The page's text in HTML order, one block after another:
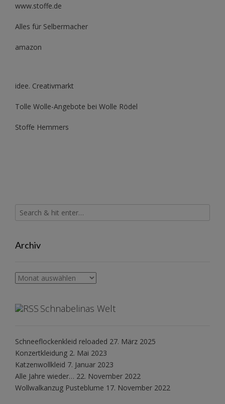
www.stoffe.de
Alles für Selbermacher
amazon
idee. Creativmarkt
Tolle Wolle-Angebote bei Wolle Rödel
Stoffe Hemmers
Archiv
Archiv
Schnabelinas Welt
Schneeflockenkleid reloaded 27. März 2025
Konzertkleidung 2. Mai 2023
Katzenwollkleid 7. Januar 2023
Alle Jahre wieder… 22. November 2022
Wollwalkanzug Pusteblume 17. November 2022